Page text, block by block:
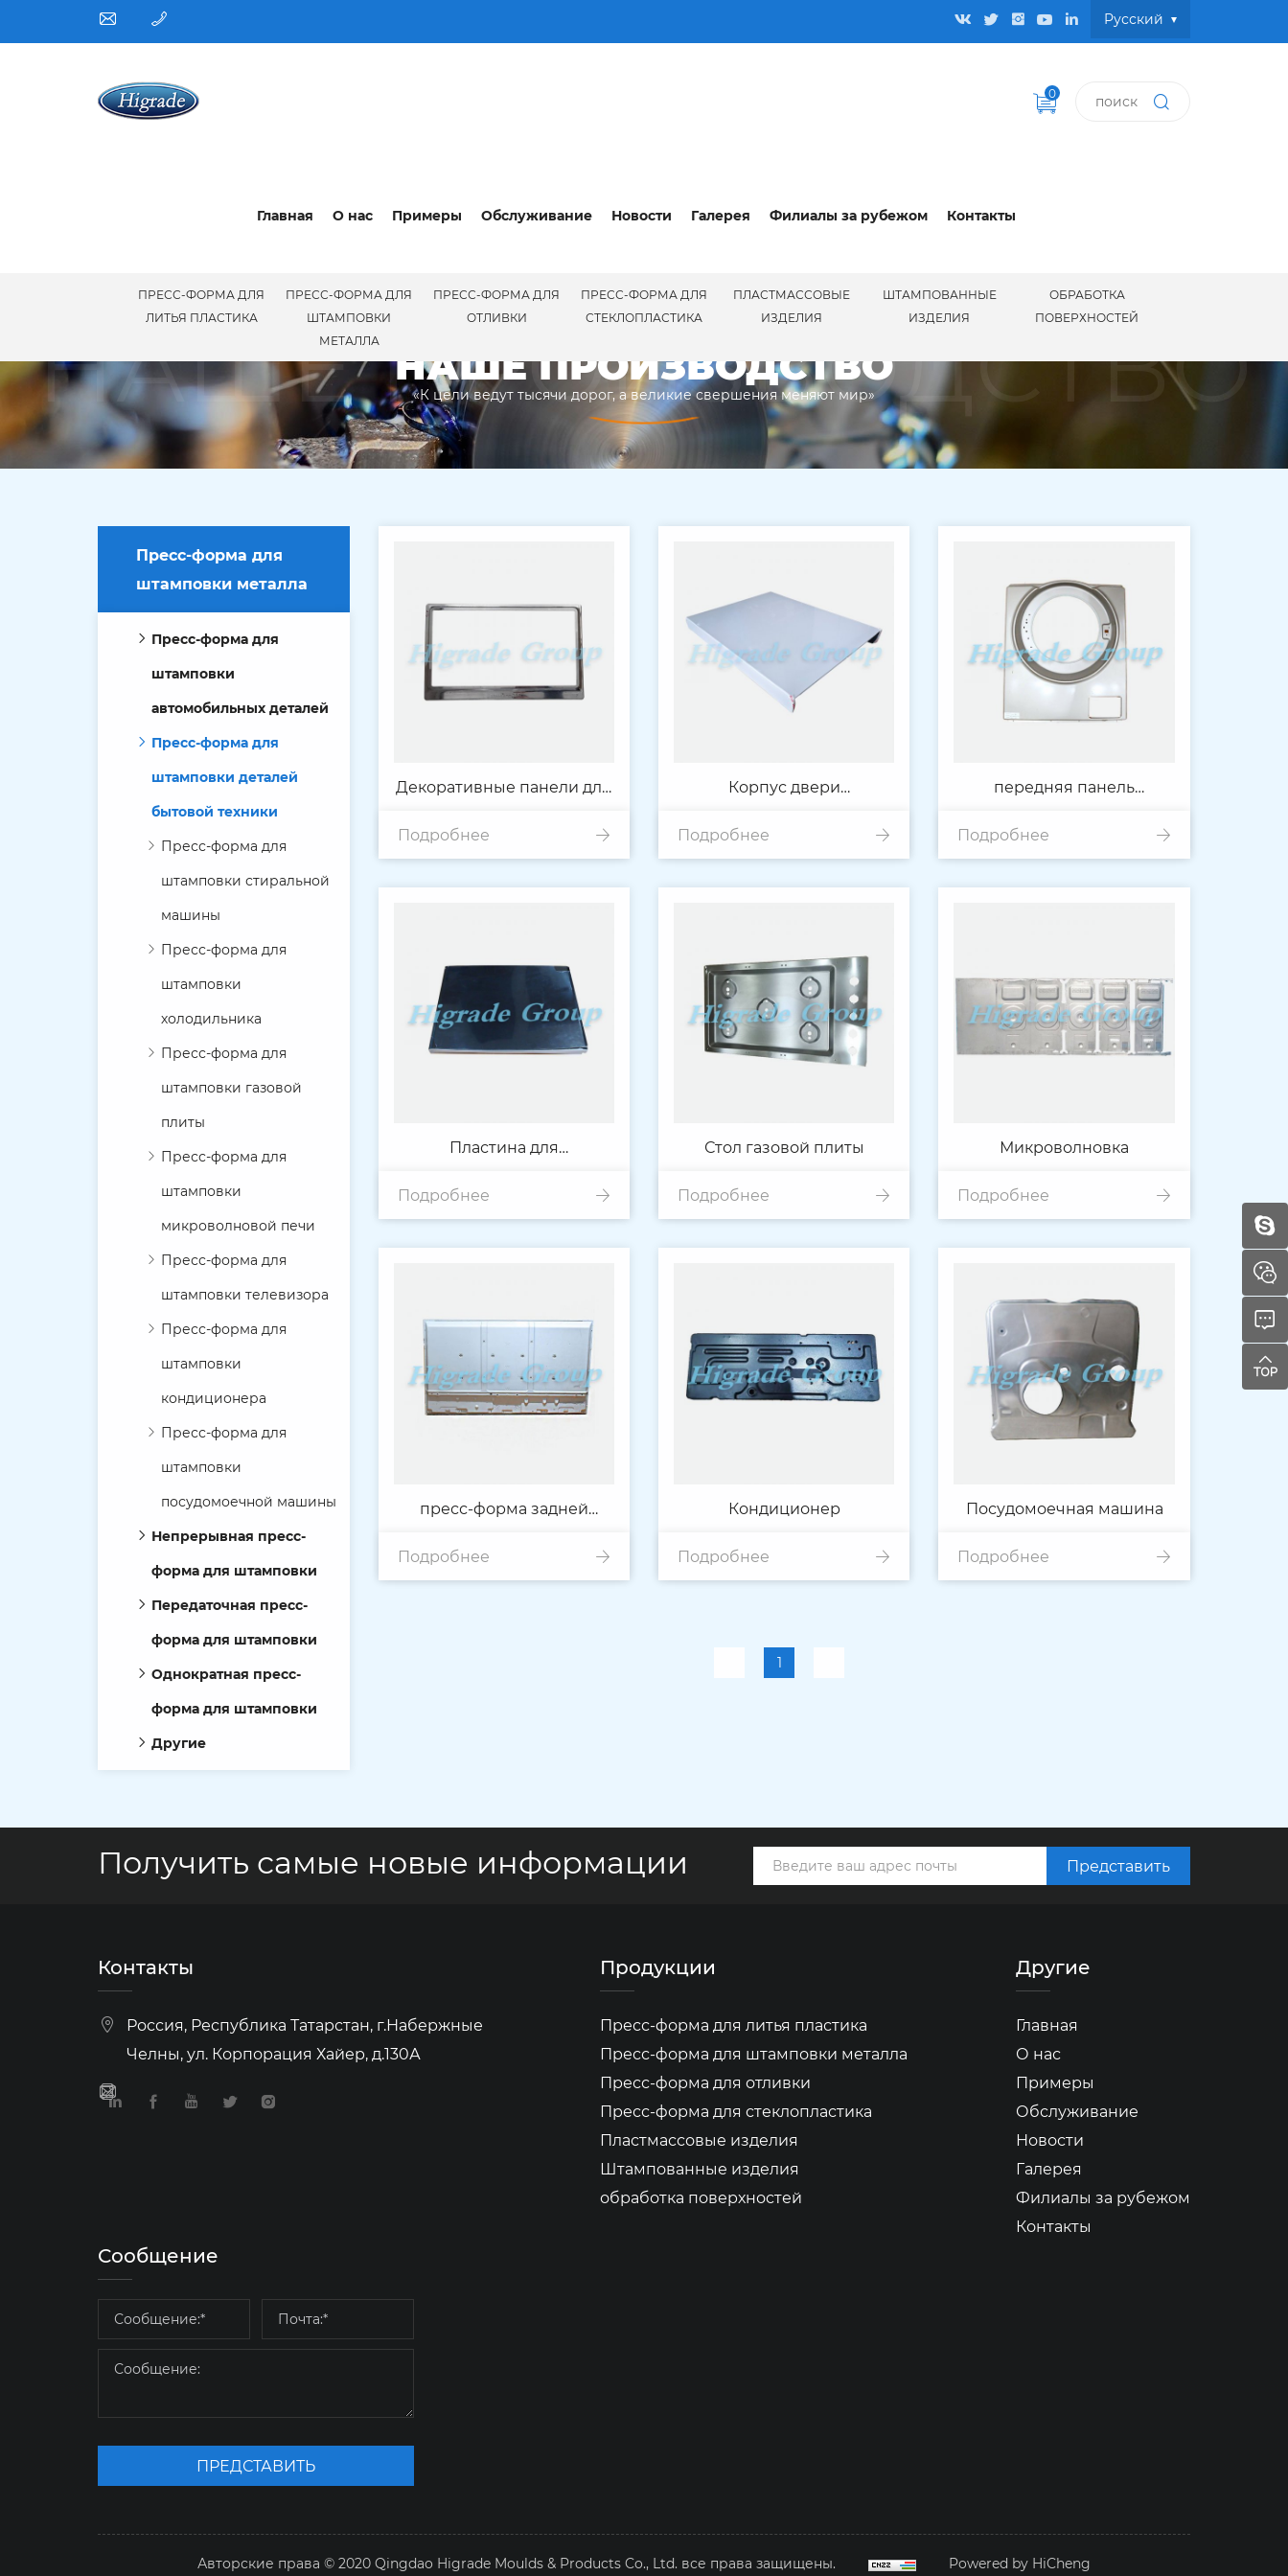
Pусский
0
Главная О нас Примеры Обслуживание Новости Галерея Филиалы за рубежом Контакты
ПРЕСС-ФОРМА ДЛЯ
ЛИТЬЯ ПЛАСТИКА
ПРЕСС-ФОРМА ДЛЯ
ШТАМПОВКИ
МЕТАЛЛА
ПРЕСС-ФОРМА ДЛЯ
ОТЛИВКИ
ПРЕСС-ФОРМА ДЛЯ
СТЕКЛОПЛАСТИКА
ПЛАСТМАССОВЫЕ
ИЗДЕЛИЯ
ШТАМПОВАННЫЕ
ИЗДЕЛИЯ
ОБРАБОТКА
ПОВЕРХНОСТЕЙ
НАШЕ ПРОИЗВОДСТВО
НАШЕ ПРОИЗВОДСТВО
«К цели ведут тысячи дорог, а великие свершения меняют мир»
Пресс-форма для
штамповки металла
Пресс-форма для
штамповки
автомобильных деталей
Пресс-форма для
штамповки деталей
бытовой техники
Пресс-форма для
штамповки стиральной
машины
Пресс-форма для
штамповки
холодильника
Пресс-форма для
штамповки газовой
плиты
Пресс-форма для
штамповки
микроволновой печи
Пресс-форма для
штамповки телевизора
Пресс-форма для
штамповки
кондиционера
Пресс-форма для
штамповки
посудомоечной машины
Непрерывная пресс-
форма для штамповки
Передаточная пресс-
форма для штамповки
Однократная пресс-
форма для штамповки
Другие
Декоративные панели для
микроволновой печи
Подробнее
Корпус двери
холодильника
Подробнее
передняя панель
стиральной машины
Подробнее
Пластина для
холодильника
Подробнее
Стол газовой плиты
Подробнее
Микроволновка
Подробнее
пресс-форма задней
панелей для телевизора
Подробнее
Кондиционер
Подробнее
Посудомоечная машина
Подробнее
1
Получить самые новые информации Представить
Контакты
Россия, Республика Татарстан, г.Набержные
Челны, ул. Корпорация Хайер, д.130А
Продукции
Пресс-форма для литья пластика
Пресс-форма для штамповки металла
Пресс-форма для отливки
Пресс-форма для стеклопластика
Пластмассовые изделия
Штампованные изделия
обработка поверхностей
Другие
Главная
О нас
Примеры
Обслуживание
Новости
Галерея
Филиалы за рубежом
Контакты
Сообщение
ПРЕДСТАВИТЬ
Авторские права © 2020 Qingdao Higrade Moulds & Products Co., Ltd. все права защищены. Powered by HiCheng